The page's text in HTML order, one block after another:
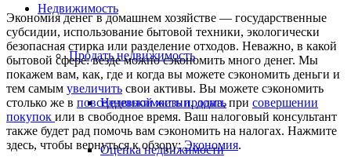
Недвижимость
Продать недвижимость
Недвижимость продать
Оценка недвижимости
Экономия денег в домашнем хозяйстве — государственные
субсидии, использование бытовой техники, экологически
безопасная стирка или разделение отходов. Неважно, в какой
бытовой сфере: везде можно сэкономить много денег. Мы
покажем вам, как, где и когда вы можете сэкономить деньги и
тем самым увеличить свои активы. Вы можете сэкономить
столько же в повседневной жизни,дома, при совершении
покупок или в свободное время. Ваш налоговый консультант
также будет рад помочь вам сэкономить на налогах. Нажмите
здесь, чтобы вернуться к обзору:Экономия.